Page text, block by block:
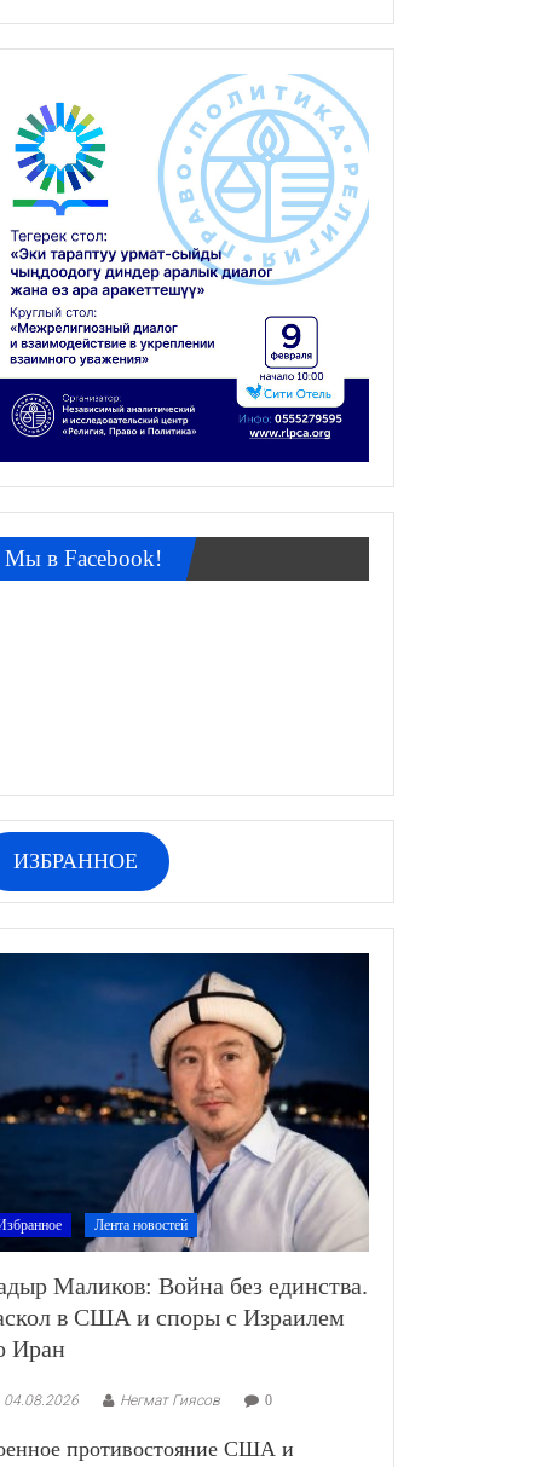
Мы в Facebook!
ИЗБРАННОЕ
Лента новостей
Маликов: Война без единства.
в США и споры с Израилем
Иран
04.08.2026 Негмат Гиясов 0
противостояние США и